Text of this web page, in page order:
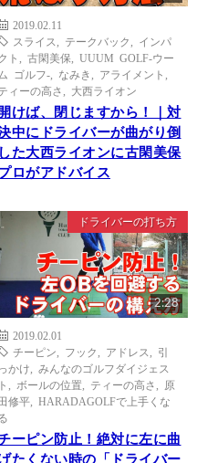
2019.02.11
スライス
テークバック
インパ
ト
古閑美保
UUUM GOLF-ウー
ム ゴルフ-
なみき アライメント
ィーの高さ
大西ライオン
開けば、閉じますから！｜対
中にドライバーが曲がり倒
した大西ライオンに古閑美保
ロがアドバイス
ドライバーの打ち方
2:28
2019.02.01
チーピン
フック アドレス
引
っかけ
みんなのゴルフダイジェス
ト
ボールの位置 ティーの高さ
原
修平
HARADAGOLFで上手くな
ーピン防止！絶対に左に曲
たくない時の「ドライバー